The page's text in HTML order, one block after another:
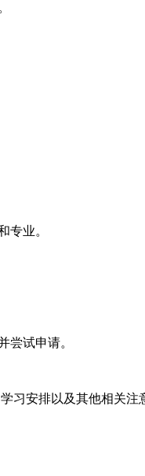
业。
试申请。
安排以及其他相关注